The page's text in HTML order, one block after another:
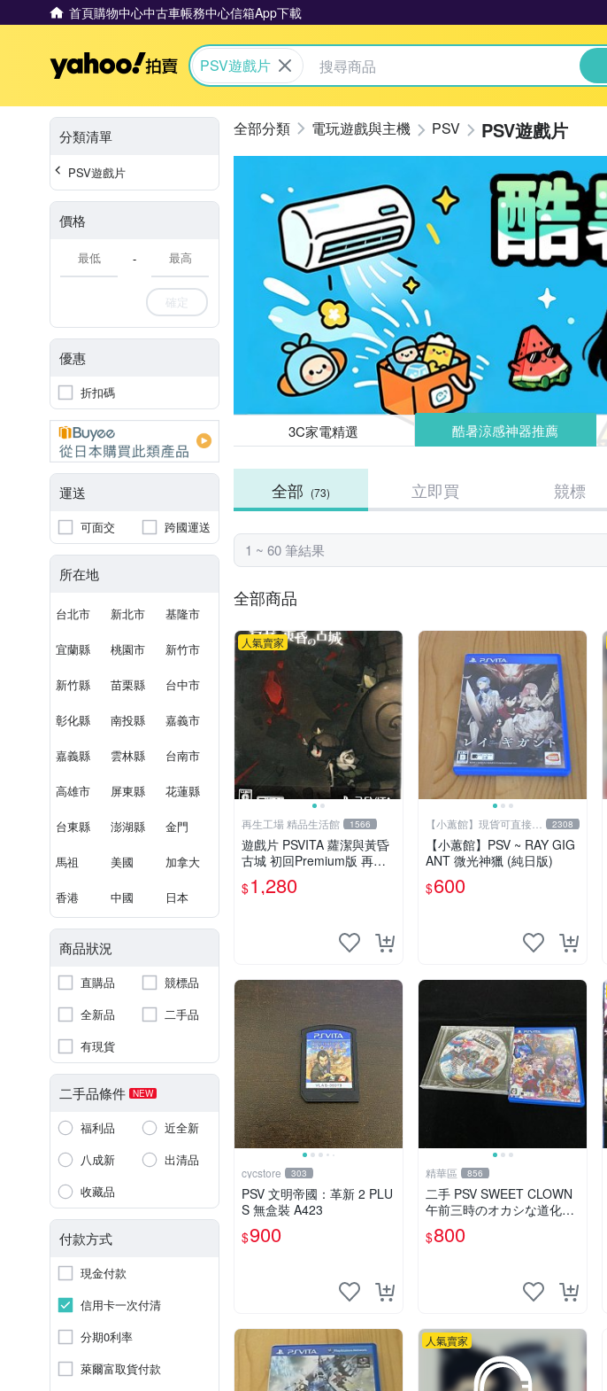
首頁購物中心中古車帳務中心信箱App下載
Yahoo拍賣
PSV遊戲片
分類清單
PSV遊戲片
價格
-
確定
優惠
折扣碼
運送
可面交 跨國運送
所在地
台北市 新北市 基隆市
宜蘭縣 桃園市 新竹市
新竹縣 苗栗縣 台中市
彰化縣 南投縣 嘉義市
嘉義縣 雲林縣 台南市
高雄市 屏東縣 花蓮縣
台東縣 澎湖縣 金門
馬祖 美國 加拿大
香港 中國 日本
商品狀況
直購品
競標品
全新品
二手品
有現貨
二手品條件 NEW
福利品
近全新
八成新
出清品
收藏品
付款方式
現金付款
信用卡一次付清
分期0利率
萊爾富取貨付款
電玩遊戲與主機 PSV PSV遊戲片
3C家電精選 酷暑涼感神器推薦
全部 (73) 立即買 競標
1 ~ 60 筆結果
全部商品
人氣賣家
再生工場 精品生活館 1566
遊戲片 PSVITA 蘿潔與黃昏
古城 初回Premium版 再生
工場 01
$1,280
【小蕙館】現貨可直接下
標
2308
【小蕙館】PSV ~ RAY GIG
ANT 微光神獵 (純日版)
$600
cycstore 303
PSV 文明帝國：革新 2 PLU
S 無盒裝 A423
$900
精華區 856
二手 PSV SWEET CLOWN
午前三時のオカシな道化師
含預約特典CD / 日版 午前
三時的怪異小丑
$800
人氣賣家